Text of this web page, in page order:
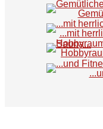
...mit